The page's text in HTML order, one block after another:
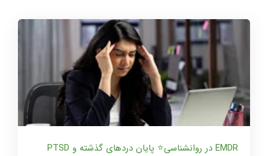
EMDR در روانشناسی⭐ پایان دردهای گذشته و PTSD